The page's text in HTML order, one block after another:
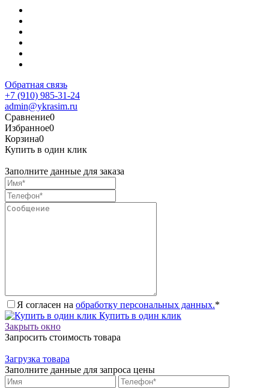
Обратная связь
+7 (910) 985-31-24
admin@ykrasim.ru
Сравнение0
Избранное0
Корзина0
Купить в один клик
Заполните данные для заказа
Я согласен на обработку персональных данных.*
Купить в один клик
Закрыть окно
Запросить стоимость товара
Загрузка товара
Заполните данные для запроса цены